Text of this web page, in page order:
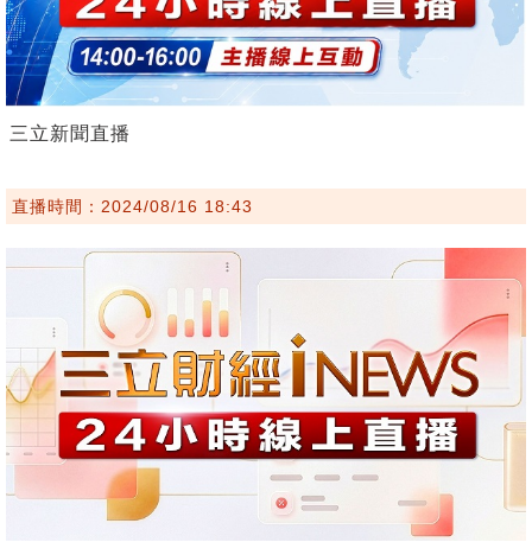
三立新聞直播
直播時間：2024/08/16 18:43